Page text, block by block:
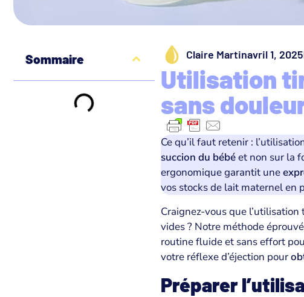
Sommaire Claire Martinavril 1, 2025
Utilisation
sans
Ce qu’il faut retenir :
succion du bébéet non sur la
ergonomique garantit une
vos stocks de lait maternel en
Craignez-vous que
vides ? Notre méthode
routine fluide et sans effort
votre réflexe d’éjection pour
Préparer